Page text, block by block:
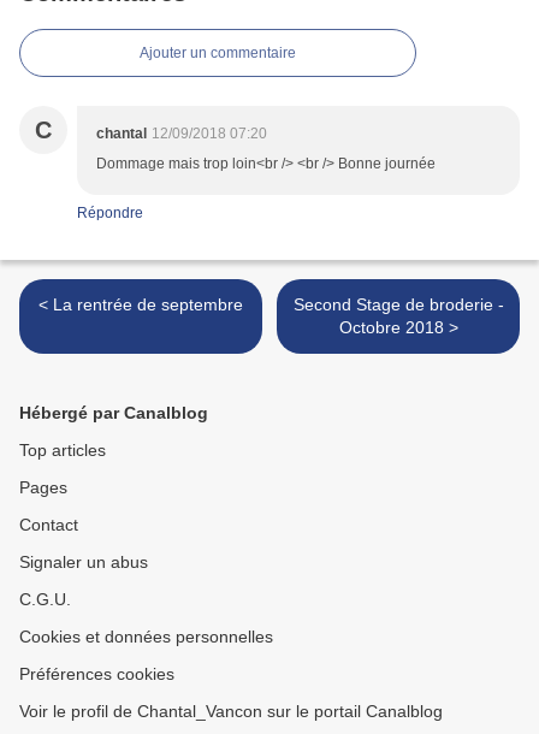
Ajouter un commentaire
C chantal 12/09/2018 07:20
Dommage mais trop loin<br /> <br /> Bonne journée
Répondre
< La rentrée de septembre
Second Stage de broderie -
Octobre 2018 >
Hébergé par Canalblog
Top articles
Pages
Contact
Signaler un abus
C.G.U.
Cookies et données personnelles
Préférences cookies
Voir le profil de Chantal_Vancon sur le portail Canalblog